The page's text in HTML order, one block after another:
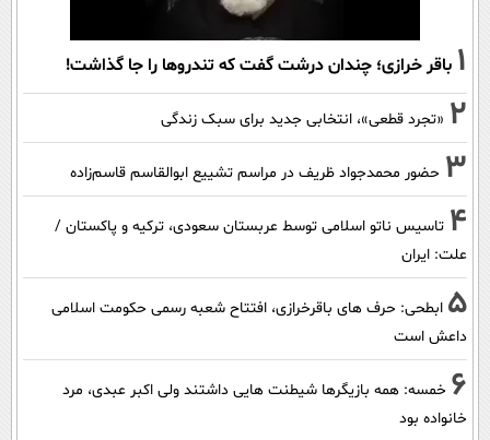
1 باقر خرازی؛ چندان درشت گفت که تندروها را جا گذاشت!
2 «تجرد قطعی»، انتخابی جدید برای سبک زندگی
3 حضور محمدجواد ظریف در مراسم تشییع ابوالقاسم قاسم‌زاده
4 تاسیس ناتو اسلامی توسط عربستان سعودی، ترکیه و پاکستان /
علت: ایران
5 ابطحی: حرف های باقرخرازی، افتتاح شعبه رسمی حکومت اسلامی
داعش است
6 خمسه: همه بازیگرها شیطنت هایی داشتند ولی اکبر عبدی، مرد
خانواده بود